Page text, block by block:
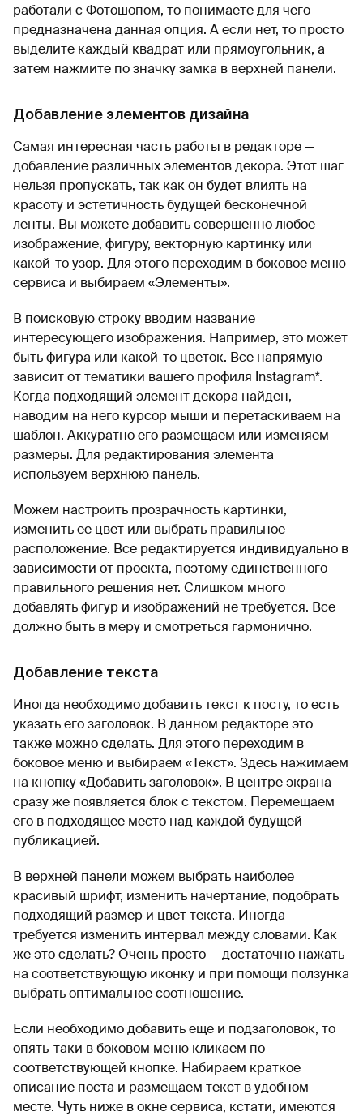
работали с Фотошопом, то понимаете для чего
предназначена данная опция. А если нет, то просто
выделите каждый квадрат или прямоугольник, а
затем нажмите по значку замка в верхней панели.
Добавление элементов дизайна
Самая интересная часть работы в редакторе —
добавление различных элементов декора. Этот шаг
нельзя пропускать, так как он будет влиять на
красоту и эстетичность будущей бесконечной
ленты. Вы можете добавить совершенно любое
изображение, фигуру, векторную картинку или
какой-то узор. Для этого переходим в боковое меню
сервиса и выбираем «Элементы».
В поисковую строку вводим название
интересующего изображения. Например, это может
быть фигура или какой-то цветок. Все напрямую
зависит от тематики вашего профиля Instagram*.
Когда подходящий элемент декора найден,
наводим на него курсор мыши и перетаскиваем на
шаблон. Аккуратно его размещаем или изменяем
размеры. Для редактирования элемента
используем верхнюю панель.
Можем настроить прозрачность картинки,
изменить ее цвет или выбрать правильное
расположение. Все редактируется индивидуально в
зависимости от проекта, поэтому единственного
правильного решения нет. Слишком много
добавлять фигур и изображений не требуется. Все
должно быть в меру и смотреться гармонично.
Добавление текста
Иногда необходимо добавить текст к посту, то есть
указать его заголовок. В данном редакторе это
также можно сделать. Для этого переходим в
боковое меню и выбираем «Текст». Здесь нажимаем
на кнопку «Добавить заголовок». В центре экрана
сразу же появляется блок с текстом. Перемещаем
его в подходящее место над каждой будущей
публикацией.
В верхней панели можем выбрать наиболее
красивый шрифт, изменить начертание, подобрать
подходящий размер и цвет текста. Иногда
требуется изменить интервал между словами. Как
же это сделать? Очень просто — достаточно нажать
на соответствующую иконку и при помощи ползунка
выбрать оптимальное соотношение.
Если необходимо добавить еще и подзаголовок, то
опять-таки в боковом меню кликаем по
соответствующей кнопке. Набираем краткое
описание поста и размещаем текст в удобном
месте. Чуть ниже в окне сервиса, кстати, имеются